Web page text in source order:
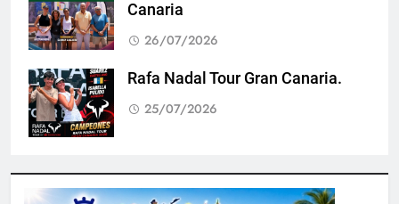
Canaria
26/07/2026
Rafa Nadal Tour Gran Canaria.
25/07/2026